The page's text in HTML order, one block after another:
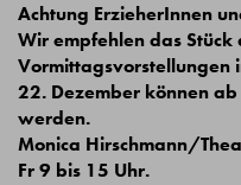
Achtung ErzieherInnen
Wir empfehlen das Stück
Vormittagsvorstellungen
22. Dezember können
werden.
Monica Hirschmann/
Fr 9 bis 15 Uhr.